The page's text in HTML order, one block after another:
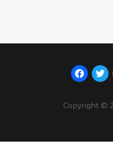
facebook
Copyright ©